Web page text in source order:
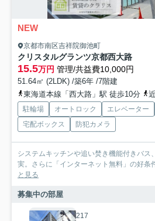
NEW
京都市南区吉祥院御池町
クリスタルグランツ京都西大路
15.5万円 管理/共益費10,000円
51.64㎡ (2LDK) /築6年 /7階建
東海道本線「西大路」駅 徒歩10分
駐輪場 オートロック エレベーター
宅配ボックス
防犯カメラ
システムキッチンや追い焚き機能付きバス
実。さらに「インターネット無料」の好条
と見る
募集中の部屋
217